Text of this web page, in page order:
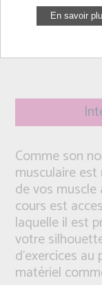
Comme son
musculaire est
de vos
cours est
laquelle il est
votre
d’exercices
matériel